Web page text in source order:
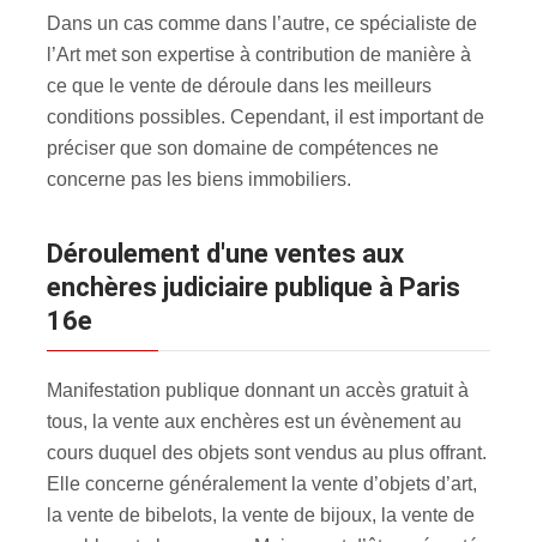
Dans un cas comme dans l’autre, ce spécialiste de
l’Art met son expertise à contribution de manière à
ce que le vente de déroule dans les meilleurs
conditions possibles. Cependant, il est important de
préciser que son domaine de compétences ne
concerne pas les biens immobiliers.
Déroulement d'une ventes aux
enchères judiciaire publique à Paris
16e
Manifestation publique donnant un accès gratuit à
tous, la vente aux enchères est un évènement au
cours duquel des objets sont vendus au plus offrant.
Elle concerne généralement la vente d’objets d’art,
la vente de bibelots, la vente de bijoux, la vente de